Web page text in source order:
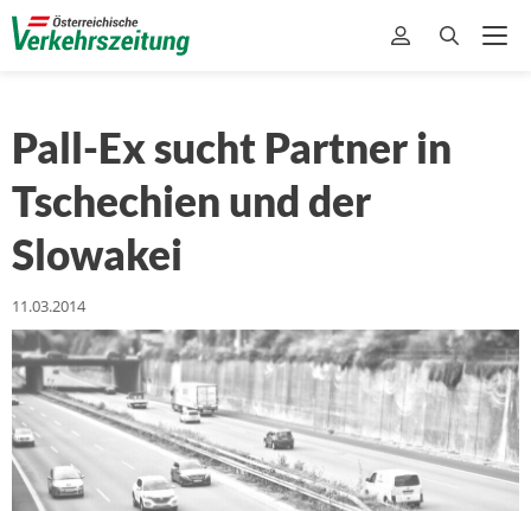
Pall-Ex sucht Partner in
Tschechien und der
Slowakei
11.03.2014